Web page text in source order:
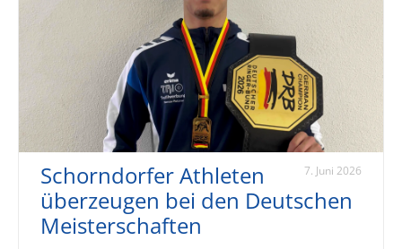
7. Juni 2026
Schorndorfer Athleten
überzeugen bei den Deutschen
Meisterschaften